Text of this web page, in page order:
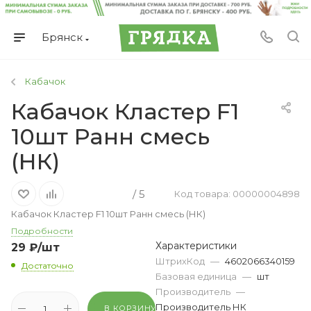
Брянск
Кабачок
Кабачок Кластер F1
10шт Ранн смесь
(НК)
/ 5
Код товара: 00000004898
Кабачок Кластер F1 10шт Ранн смесь (НК)
Подробности
29 ₽/шт
Достаточно
В КОРЗИНУ
Характеристики
ШтрихКод — 4602066340159
Базовая единица — шт
Производитель —
Производитель НК